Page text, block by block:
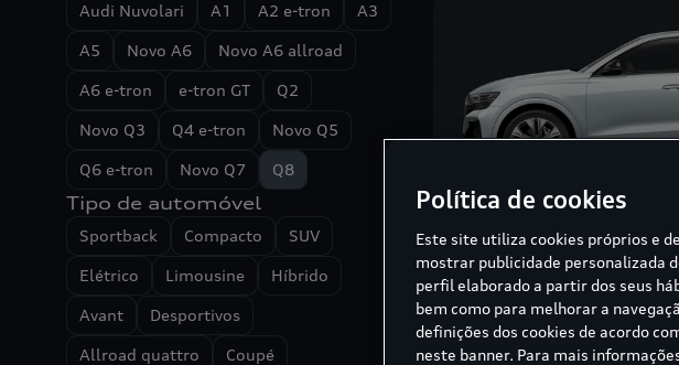
Audi Nuvolari A1 A2 e-tron A3
A5 Novo A6 Novo A6 allroad
A6 e-tron e-tron GT Q2
Novo Q3 Q4 e-tron Novo Q5
Q6 e-tron Novo Q7 Q8
Tipo de automóvel
Sportback Compacto SUV
Elétrico Limousine Híbrido
Avant Desportivos
Allroad quattro Coupé
Q8
desde113.323,00 €
Consumo de combustível
3,8-8,39 l/100 km | 18,9-19,0
Emissões de CO₂ combinadas:
Política de cookies
Este site utiliza cookies próprios e
mostrar publicidade personalizada
perfil elaborado a partir dos seus
bem como para melhorar a
definições dos cookies de acordo
neste banner. Para mais